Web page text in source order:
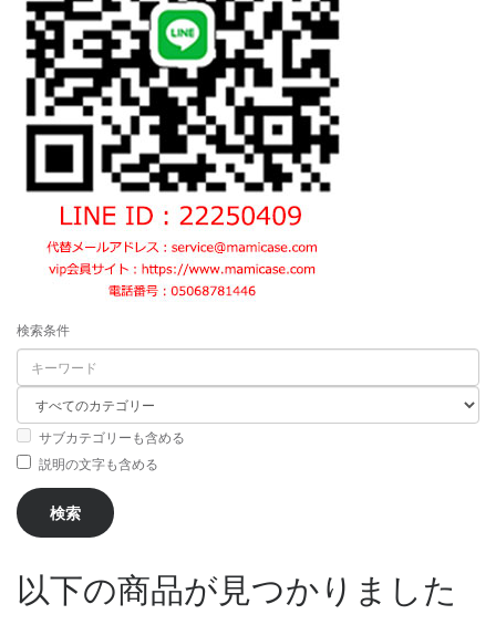
検索条件
サブカテゴリーも含める
説明の文字も含める
以下の商品が見つかりました